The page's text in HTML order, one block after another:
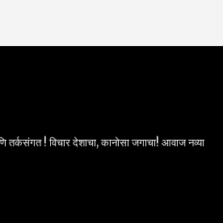
तर्कसंगत ! विचार देशाचा, कानोसा जगाचा! आवाज नव्या